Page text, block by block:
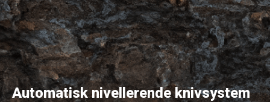
Automatisk nivellerende knivsystem